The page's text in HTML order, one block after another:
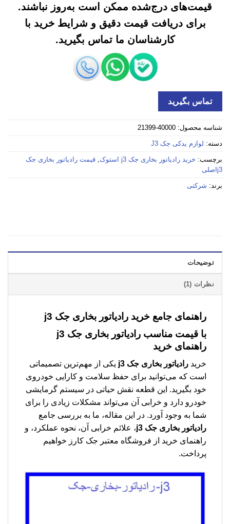
قیمت‌های درج‌شده ممکن است به‌روز نباشند.
برای دریافت قیمت دقیق و شرایط خرید با
کارشناسان ما تماس بگیرید.
تماس بگیرید
شناسه محصول: 40000-21399
دسته: لوازم یدکی جک J3
برچسب: خرید رادیاتور بخاری جک j3 استوک
قیمت رادیاتور بخاری جک
j3اصلی
برند: شرکتی
توضیحات
نظرات (1)
راهنمای جامع خرید رادیاتور بخاری جک j3
با قیمت مناسب رادیاتور بخاری جک j3
راهنمای خرید
خرید رادیاتور بخاری جک j3
یکی از مهم‌ترین تصمیماتی
است که می‌توانید برای حفظ سلامت و کارایی خودروی
خود بگیرید. این قطعه نقش حیاتی در سیستم گرمایشی
خودرو دارد و خرابی آن می‌تواند مشکلات زیادی را برای
شما به وجود آورد. در این مقاله، ما به بررسی جامع
رادیاتور بخاری جک j3
، علائم خرابی آن، نحوه عملکرد، و
راهنمای خرید از فروشگاه معتبر جک کارز خواهیم
پرداخت.